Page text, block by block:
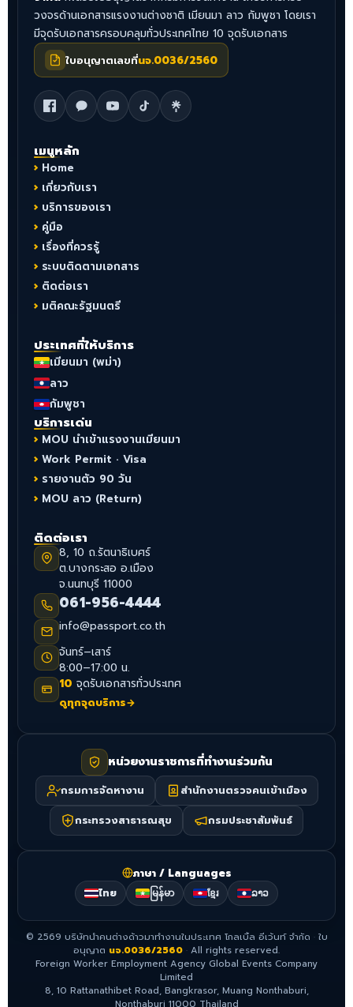
วงจรด้านเอกสารแรงงานต่างชาติ เมียนมา ลาว กัมพูชา โดยเรา
มีจุดรับเอกสารครอบคลุมทั่วประเทศไทย 10 จุดรับเอกสาร
ใบอนุญาตเลขที่นจ.0036/2560
เมนูหลัก
Home
เกี่ยวกับเรา
บริการของเรา
คู่มือ
เรื่องที่ควรรู้
ระบบติดตามเอกสาร
ติดต่อเรา
มติคณะรัฐมนตรี
ประเทศที่ให้บริการ
เมียนมา (พม่า)
ลาว
กัมพูชา
บริการเด่น
MOU นำเข้าแรงงานเมียนมา
Work Permit · Visa
รายงานตัว 90 วัน
MOU ลาว (Return)
ติดต่อเรา
8, 10 ถ.รัตนาธิเบศร์
ต.บางกระสอ อ.เมือง
จ.นนทบุรี 11000
061-956-4444
info@passport.co.th
จันทร์–เสาร์
8:00–17:00 น.
10 จุดรับเอกสารทั่วประเทศ
ดูทุกจุดบริการ→
หน่วยงานราชการที่ทำงานร่วมกัน
กรมการจัดหางาน
สำนักงานตรวจคนเข้าเมือง
กระทรวงสาธารณสุข
กรมประชาสัมพันธ์
ภาษา / Languages
ไทย မြန်မာ ខ្មែរ ລາວ
© 2569 บริษัทนำคนต่างด้าวมาทำงานในประเทศ โกลเบิ้ล อีเว้นท์ จำกัด ·ใบ
อนุญาต นจ.0036/2560 · All rights reserved.
Foreign Worker Employment Agency Global Events Company
Limited
8, 10 Rattanathibet Road, Bangkrasor, Muang Nonthaburi,
Nonthaburi 11000 Thailand